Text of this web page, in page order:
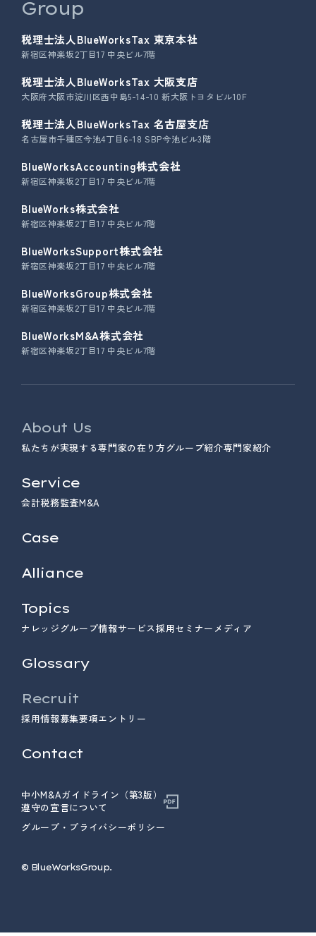
Group
税理士法人BlueWorksTax 東京本社
新宿区神楽坂2丁目17 中央ビル7階
税理士法人BlueWorksTax 大阪支店
大阪府大阪市淀川区西中島5-14-10 新大阪トヨタビル10F
税理士法人BlueWorksTax 名古屋支店
名古屋市千種区今池4丁目6-18 SBP今池ビル3階
BlueWorksAccounting株式会社
新宿区神楽坂2丁目17 中央ビル7階
BlueWorks株式会社
新宿区神楽坂2丁目17 中央ビル7階
BlueWorksSupport株式会社
新宿区神楽坂2丁目17 中央ビル7階
BlueWorksGroup株式会社
新宿区神楽坂2丁目17 中央ビル7階
BlueWorksM&A株式会社
新宿区神楽坂2丁目17 中央ビル7階
About Us
私たちが実現する専門家の在り方 グループ紹介専門家紹介
Service
会計税務監査M&A
Case
Alliance
Topics
ナレッジ グループ情報サービス採用セミナー メディア
Glossary
Recruit
採用情報募集要項エントリー
Contact
中小M&Aガイドライン（第3版）
遵守の宣言について
グループ・プライバシーポリシー
© ︎BlueWorksGroup.